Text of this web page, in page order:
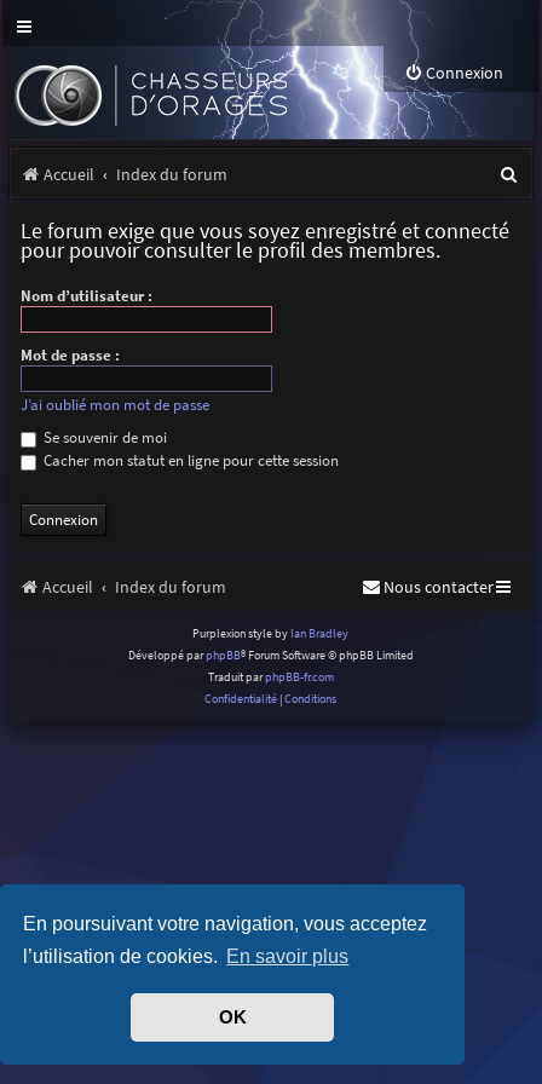
En poursuivant votre navigation, vous acceptez
l’utilisation de cookies. En savoir plus
OK
Connexion
Accueil Index du forum
Le forum exige que vous soyez enregistré et connecté
pour pouvoir consulter le profil des membres.
Nom d’utilisateur :
Mot de passe :
J’ai oublié mon mot de passe
Se souvenir de moi
Cacher mon statut en ligne pour cette session
Accueil Index du forum Nous contacter
Purplexion style by Ian Bradley
Développé parphpBB® Forum Software © phpBB Limited
Traduit parphpBB-fr.com
Confidentialité |Conditions